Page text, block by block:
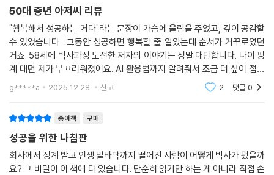
험을 손으로 기록하고, AI 프롬프트 예시(〈AI 꿀팁〉)를 활용해 자신의 목표
에 최적화된 실행 계획을 얻을 수 있습니다. 이는 생각과 현실 사이의 간극
을 좁히고 행동력을 극대화하도록 설계된 혁신적인 장치입니다.
빠르면 8일, 천천히 읽어도 괜찮습니다. 중요한 것은 속도가 아니라 방향
과 실행입니다. 이 책은 한 번 읽고 덮는 책이 아닙니다. 반복해서 읽고, 매
일 조금씩 실천하며 당신만의 자기경영 시스템을 만들어가는 평생의 동반
4050 세대에게 전하는 행복한 성공 가이드
이 책은 당신의 통장 잔고가 아닌, 삶의 행복 총량을 기준으로 삼는 진정한
50대 중년 아저씨 리뷰
"행복해서 성공하는 거다"라는 문장이 가슴에 울림을 주었고, 깊이 공감할
수 있었습니다 . 그동안 성공하면 행복할 줄 알았는데 순서가 거꾸로였던
거죠. 58세에 박사과정 도전한 저자의 이야기는 정말 대단합니다. 나이 핑
계 대던 제가 부끄러워졌어요. AI 활용법까지 알려줘서 조금 더 싶이 접근
해보려고 합니다. 지금 당장 실행하고 싶게 만드는 내용입니다.먼저 읽어
보면 더 도움이
g*****a 2025.12.28. 신고 2 댓글0
종이책 구매
성공을 위한 나침판
회사에서 징계 받고 인생 밑바닥까지 떨어진 사람이 어떻게 박사가 됐을까
요? 그 비밀이 이 책에 다 있습니다. 단순히 읽기만 하는 게 아니라 직접 손